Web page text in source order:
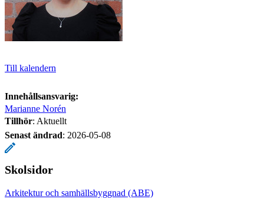
Till kalendern
Innehållsansvarig:
Marianne Norén
Tillhör: Aktuellt
Senast ändrad: 2026-05-08
Skolsidor
Arkitektur och samhällsbyggnad (ABE)